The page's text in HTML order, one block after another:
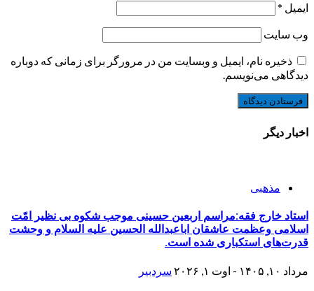
ایمیل *
وب‌ سایت
ذخیره نام، ایمیل و وبسایت من در مرورگر برای زمانی که دوباره
دیدگاهی می‌نویسم.
اخبار دیگر
مذهبی
استاد خارج فقه:مراسم اربعین حسینی موجب شکوه بی نظیر امّت
اسلامی وعظمت عاشقان اباعبدالله الحسین علیه السلام و وحشت
قدرت‌های استکباری شده است.
مرداد ۱۰, ۱۴۰۵ - اوت ۱, ۲۰۲۶ سردبیر